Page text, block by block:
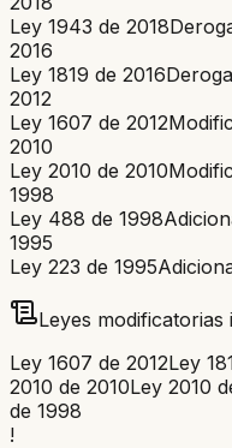
Ley 1943 de 2018
2016
Ley 1819 de 2016
2012
Ley 1607 de 2012
2010
Ley 2010 de 2010
1998
Ley 488 de 1998
1995
Ley 223 de 1995
Leyes modificatorias
Ley 1607 de 2012Ley
2010 de 2010Ley 2010
de 1998
!